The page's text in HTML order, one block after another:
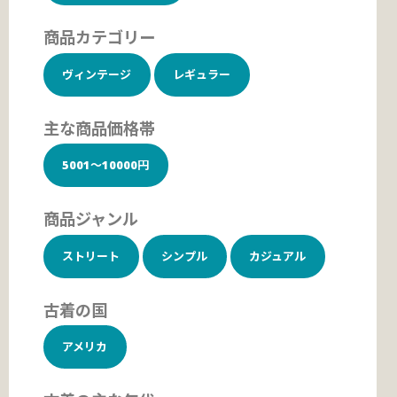
商品カテゴリー
ヴィンテージ レギュラー
主な商品価格帯
5001～10000円
商品ジャンル
ストリート シンプル カジュアル
古着の国
アメリカ